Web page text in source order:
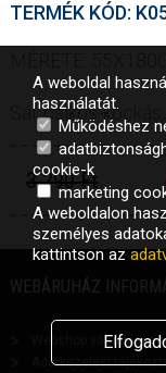
TERMÉK KÓD:
Sál, csíkos-kockás,
3 290 Ft
WEBÁRUHÁZ
Webshop vásárlási
Adatkezelési
A weboldal
használatát.
Működéshez
cookie-k
marketing
A weboldalon
személyes
kattintson az